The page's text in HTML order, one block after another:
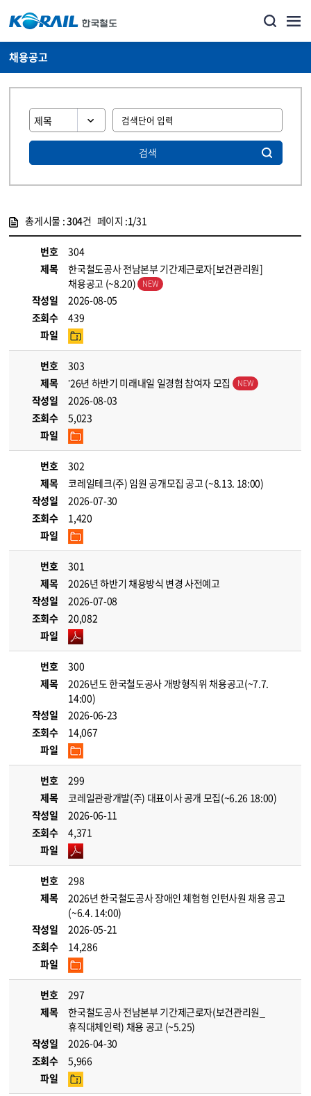
채용공고
검색
총게시물 :304건 페이지 :1/31
번호
304
제목
한국철도공사 전남본부 기간제근로자[보건관리원]
채용공고 (~8.20)
작성일
2026-08-05
조회수
439
파일
번호
303
제목
’26년 하반기 미래내일 일경험 참여자 모집
작성일
2026-08-03
조회수
5,023
파일
번호
302
제목
코레일테크(주) 임원 공개모집 공고 (~8.13. 18:00)
작성일
2026-07-30
조회수
1,420
파일
번호
301
제목
2026년 하반기 채용방식 변경 사전예고
작성일
2026-07-08
조회수
20,082
파일
번호
300
제목
2026년도 한국철도공사 개방형직위 채용공고(~7.7.
14:00)
작성일
2026-06-23
조회수
14,067
파일
번호
299
제목
코레일관광개발(주) 대표이사 공개 모집(~6.26 18:00)
작성일
2026-06-11
조회수
4,371
파일
번호
298
제목
2026년 한국철도공사 장애인 체험형 인턴사원 채용 공고
(~6.4. 14:00)
작성일
2026-05-21
조회수
14,286
파일
번호
297
제목
한국철도공사 전남본부 기간제근로자(보건관리원_
휴직대체인력) 채용 공고 (~5.25)
작성일
2026-04-30
조회수
5,966
파일